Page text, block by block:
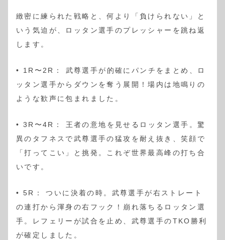
緻密に練られた戦略と、何より「負けられない」と
いう気迫が、ロッタン選手のプレッシャーを跳ね返
します。
• 1R〜2R： 武尊選手が的確にパンチをまとめ、ロ
ッタン選手からダウンを奪う展開！場内は地鳴りの
ような歓声に包まれました。
• 3R〜4R： 王者の意地を見せるロッタン選手。驚
異のタフネスで武尊選手の猛攻を耐え抜き、笑顔で
「打ってこい」と挑発。これぞ世界最高峰の打ち合
いです。
• 5R： ついに決着の時。武尊選手が右ストレート
の連打から渾身の右フック！崩れ落ちるロッタン選
手。レフェリーが試合を止め、武尊選手のTKO勝利
が確定しました。